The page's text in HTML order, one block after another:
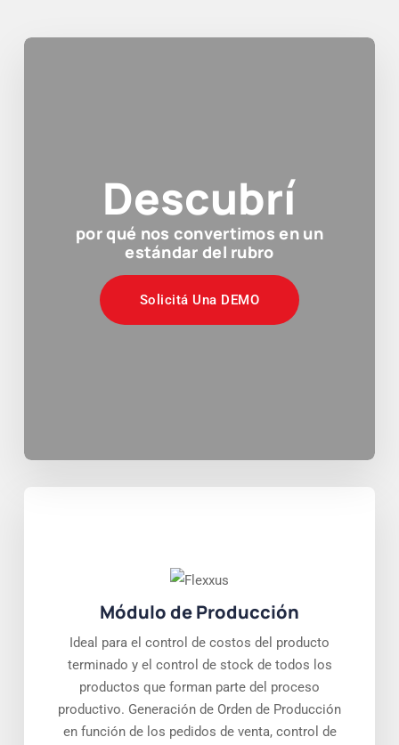
Descubrí
por qué nos convertimos en un
estándar del rubro
Solicitá Una DEMO
Módulo de Producción
Ideal para el control de costos del producto
terminado y el control de stock de todos los
productos que forman parte del proceso
productivo. Generación de Orden de Producción
en función de los pedidos de venta, control de